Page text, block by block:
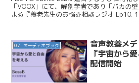
「VOOX」にて、解剖学者であり「バカの
よる『養老先生のお悩み相談ラジオ Ep10.
07. オーディオブック
音声教養メ
『宇宙から
配信開始